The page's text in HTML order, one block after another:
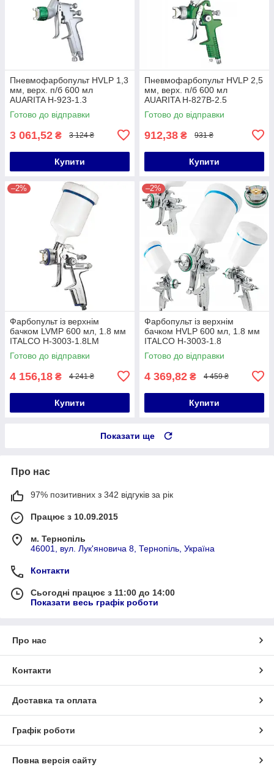
Пневмофарбопульт HVLP 1,3
мм, верх. п/б 600 мл
AUARITA H-923-1.3
Готово до відправки
3 061,52 ₴ 3 124 ₴
Купити
Пневмофарбопульт HVLP 2,5
мм, верх. п/б 600 мл
AUARITA H-827B-2.5
Готово до відправки
912,38 ₴ 931 ₴
Купити
–2%
Фарбопульт із верхнім
бачком LVMP 600 мл, 1.8 мм
ITALCO H-3003-1.8LM
Готово до відправки
4 156,18 ₴ 4 241 ₴
Купити
–2%
Фарбопульт із верхнім
бачком HVLP 600 мл, 1.8 мм
ITALCO H-3003-1.8
Готово до відправки
4 369,82 ₴ 4 459 ₴
Купити
Показати ще
Про нас
97% позитивних з 342 відгуків за рік
Працює з 10.09.2015
м. Тернопіль
46001, вул. Лук'яновича 8, Тернопіль, Україна
Контакти
Сьогодні працює з 11:00 до 14:00
Показати весь графік роботи
Про нас
Контакти
Доставка та оплата
Графік роботи
Повна версія сайту